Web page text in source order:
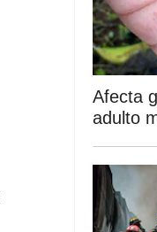
Afecta
adulto